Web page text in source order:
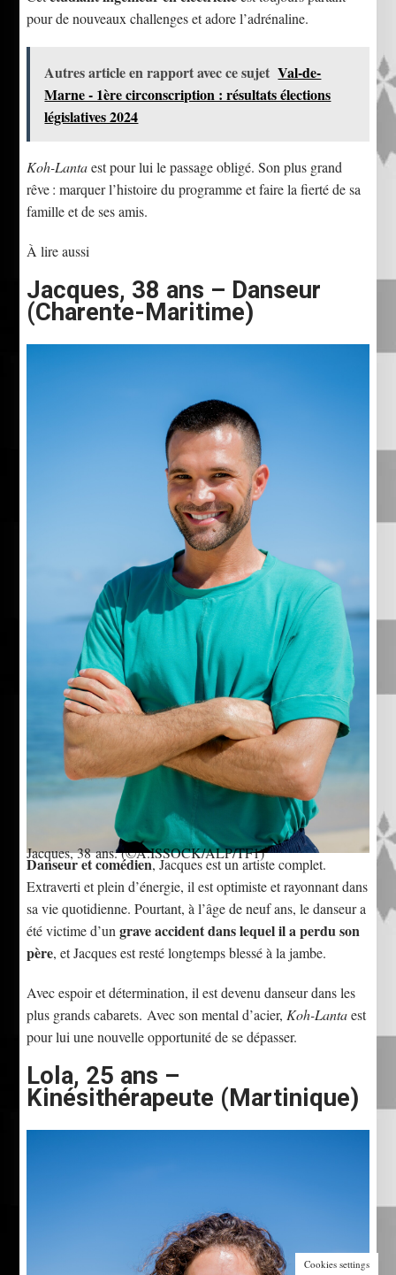
pour de nouveaux challenges et adore l’adrénaline.
Autres article en rapport avec ce sujet Val-de-
Marne - 1ère circonscription : résultats élections
législatives 2024
Koh-Lantaest pour lui le passage obligé. Son plus grand
rêve : marquer l’histoire du programme et faire la fierté de sa
famille et de ses amis.
À lire aussi
Jacques, 38 ans – Danseur
(Charente-Maritime)
Jacques, 38 ans.(©A.ISSOCK/ALP/TF1)
Danseur et comédien, Jacques est un artiste complet.
Extraverti et plein d’énergie, il est optimiste et rayonnant dans
sa vie quotidienne. Pourtant, à l’âge de neuf ans, le danseur a
été victime d’ungrave accident dans lequel il a perdu son
père, et Jacques est resté longtemps blessé à la jambe.
Avec espoir et détermination, il est devenu danseur dans les
plus grands cabarets. Avec son mental d’acier,Koh-Lantaest
pour lui une nouvelle opportunité de se dépasser.
Lola, 25 ans –
Kinésithérapeute (Martinique)
Cookies settings